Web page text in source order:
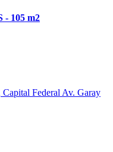
105 m2